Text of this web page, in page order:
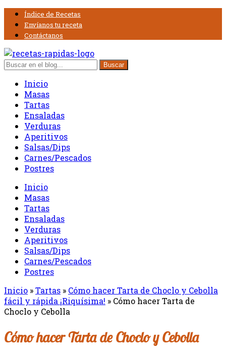
Índice de Recetas
Envíanos tu receta
Contáctanos
Inicio
Masas
Tartas
Ensaladas
Verduras
Aperitivos
Salsas/Dips
Carnes/Pescados
Postres
Inicio
Masas
Tartas
Ensaladas
Verduras
Aperitivos
Salsas/Dips
Carnes/Pescados
Postres
Inicio »Tartas » Cómo hacer Tarta de Choclo y Cebolla
fácil y rápida ¡Riquísima! » Cómo hacer Tarta de
Choclo y Cebolla
Cómo hacer Tarta de Choclo y Cebolla